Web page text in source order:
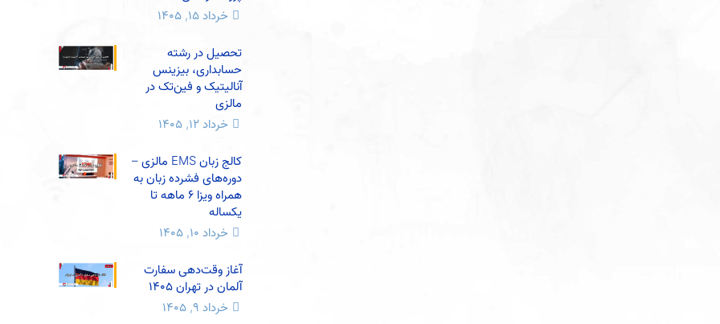
خرداد ۱۵, ۱۴۰۵
تحصیل در رشته
حسابداری، بیزینس
آنالیتیک و فین‌تک در
مالزی
خرداد ۱۲, ۱۴۰۵
کالج زبان EMS مالزی –
دوره‌های فشرده زبان به
همراه ویزا 6 ماهه تا
یکساله
خرداد ۱۰, ۱۴۰۵
آغاز وقت‌دهی سفارت
آلمان در تهران 1405
خرداد ۹, ۱۴۰۵